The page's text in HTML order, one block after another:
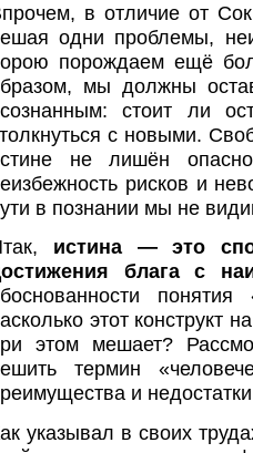
в отличие от
одни проблемы,
порождаем ещё
мы должны
стоит ли
с новыми.
не лишён
рисков и
в познании мы не
истина — это
блага с
этот конструкт
этом мешает?
термин
и
указывал в своих